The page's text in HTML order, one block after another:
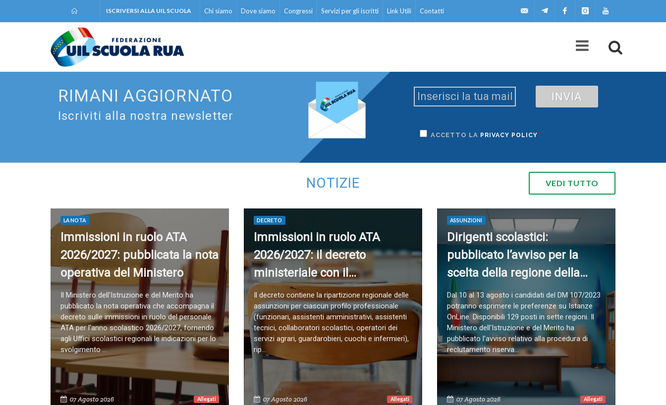
ISCRIVERSI ALLA UIL SCUOLA Chi siamo Dove siamo Congressi Servizi per gli iscritti Link Utili Contatti
RIMANI AGGIORNATO
Iscriviti alla nostra newsletter
INVIA
ACCETTO LA PRIVACY POLICY*
NOTIZIE VEDI TUTTO
LA NOTA
Immissioni in ruolo ATA
2026/2027: pubblicata la nota
operativa del Ministero
Il Ministero dell'Istruzione e del Merito ha
pubblicato la nota operativa che accompagna il
decreto sulle immissioni in ruolo del personale
ATA per l'anno scolastico 2026/2027, fornendo
agli Uffici scolastici regionali le indicazioni per lo
svolgimento ...
07 Agosto 2026 Allegati
DECRETO
Immissioni in ruolo ATA
2026/2027: il decreto
ministeriale con il
contingente delle assunzioni
Il decreto contiene la ripartizione regionale delle
assunzioni per ciascun profilo professionale
(funzionari, assistenti amministrativi, assistenti
tecnici, collaboratori scolastici, operatori dei
servizi agrari, guardarobieri, cuochi e infermieri),
rip...
07 Agosto 2026 Allegati
ASSUNZIONI
Dirigenti scolastici:
pubblicato l’avviso per la
scelta della regione della
procedura riservata
Dal 10 al 13 agosto i candidati del DM 107/2023
potranno esprimere le preferenze su Istanze
OnLine. Disponibili 129 posti in sette regioni. Il
Ministero dell'Istruzione e del Merito ha
pubblicato l'avviso relativo alla procedura di
reclutamento riserva...
07 Agosto 2026 Allegati